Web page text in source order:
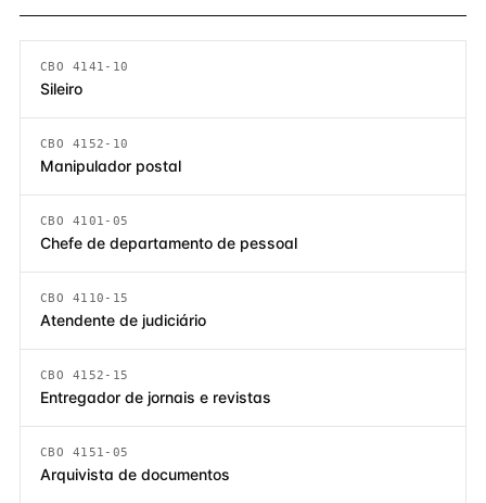
CBO 4141-10
Sileiro
CBO 4152-10
Manipulador postal
CBO 4101-05
Chefe de departamento de pessoal
CBO 4110-15
Atendente de judiciário
CBO 4152-15
Entregador de jornais e revistas
CBO 4151-05
Arquivista de documentos